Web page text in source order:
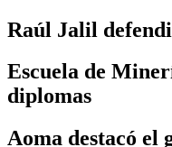
Raúl Jalil
Escuela de
diplomas
Aoma destacó el